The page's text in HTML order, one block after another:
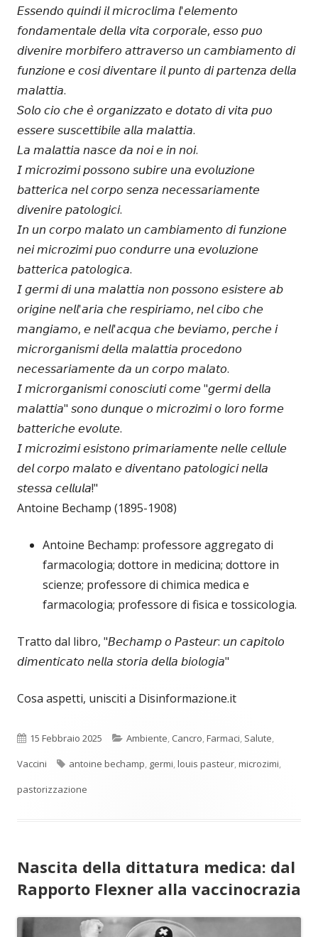
𝘌𝘴𝘴𝘦𝘯𝘥𝘰 𝘲𝘶𝘪𝘯𝘥𝘪 𝘪𝘭 𝘮𝘪𝘤𝘳𝘰𝘤𝘭𝘪𝘮𝘢 𝘭'𝘦𝘭𝘦𝘮𝘦𝘯𝘵𝘰
𝘧𝘰𝘯𝘥𝘢𝘮𝘦𝘯𝘵𝘢𝘭𝘦 𝘥𝘦𝘭𝘭𝘢 𝘷𝘪𝘵𝘢 𝘤𝘰𝘳𝘱𝘰𝘳𝘢𝘭𝘦, 𝘦𝘴𝘴𝘰 𝘱𝘶𝘰‌
𝘥𝘪𝘷𝘦𝘯𝘪𝘳𝘦 𝘮𝘰𝘳𝘣𝘪𝘧𝘦𝘳𝘰 𝘢𝘵𝘵𝘳𝘢𝘷𝘦𝘳𝘴𝘰 𝘶𝘯 𝘤𝘢𝘮𝘣𝘪𝘢𝘮𝘦𝘯𝘵𝘰 𝘥𝘪
𝘧𝘶𝘯𝘻𝘪𝘰𝘯𝘦 𝘦 𝘤𝘰𝘴𝘪 𝘥𝘪𝘷𝘦𝘯𝘵𝘢𝘳𝘦 𝘪𝘭 𝘱𝘶𝘯𝘵𝘰 𝘥𝘪 𝘱𝘢𝘳𝘵𝘦𝘯𝘻𝘢 𝘥𝘦𝘭𝘭𝘢
𝘮𝘢𝘭𝘢𝘵𝘵𝘪𝘢.
𝘚𝘰𝘭𝘰 𝘤𝘪𝘰‌ 𝘤𝘩𝘦 𝘦̀ 𝘰𝘳𝘨𝘢𝘯𝘪𝘻𝘻𝘢𝘵𝘰 𝘦 𝘥𝘰𝘵𝘢𝘵𝘰 𝘥𝘪 𝘷𝘪𝘵𝘢 𝘱𝘶𝘰‌
𝘦𝘴𝘴𝘦𝘳𝘦 𝘴𝘶𝘴𝘤𝘦𝘵𝘵𝘪𝘣𝘪𝘭𝘦 𝘢𝘭𝘭𝘢 𝘮𝘢𝘭𝘢𝘵𝘵𝘪𝘢.
𝘓𝘢 𝘮𝘢𝘭𝘢𝘵𝘵𝘪𝘢 𝘯𝘢𝘴𝘤𝘦 𝘥𝘢 𝘯𝘰𝘪 𝘦 𝘪𝘯 𝘯𝘰𝘪.
𝘐 𝘮𝘪𝘤𝘳𝘰𝘻𝘪𝘮𝘪 𝘱𝘰𝘴𝘴𝘰𝘯𝘰 𝘴𝘶𝘣𝘪𝘳𝘦 𝘶𝘯𝘢 𝘦𝘷𝘰𝘭𝘶𝘻𝘪𝘰𝘯𝘦
𝘣𝘢𝘵𝘵𝘦𝘳𝘪𝘤𝘢 𝘯𝘦𝘭 𝘤𝘰𝘳𝘱𝘰 𝘴𝘦𝘯𝘻𝘢 𝘯𝘦𝘤𝘦𝘴𝘴𝘢𝘳𝘪𝘢𝘮𝘦𝘯𝘵𝘦
𝘥𝘪𝘷𝘦𝘯𝘪𝘳𝘦 𝘱𝘢𝘵𝘰𝘭𝘰𝘨𝘪𝘤𝘪.
𝘐𝘯 𝘶𝘯 𝘤𝘰𝘳𝘱𝘰 𝘮𝘢𝘭𝘢𝘵𝘰 𝘶𝘯 𝘤𝘢𝘮𝘣𝘪𝘢𝘮𝘦𝘯𝘵𝘰 𝘥𝘪 𝘧𝘶𝘯𝘻𝘪𝘰𝘯𝘦
𝘯𝘦𝘪 𝘮𝘪𝘤𝘳𝘰𝘻𝘪𝘮𝘪 𝘱𝘶𝘰‌ 𝘤𝘰𝘯𝘥𝘶𝘳𝘳𝘦 𝘶𝘯𝘢 𝘦𝘷𝘰𝘭𝘶𝘻𝘪𝘰𝘯𝘦
𝘣𝘢𝘵𝘵𝘦𝘳𝘪𝘤𝘢 𝘱𝘢𝘵𝘰𝘭𝘰𝘨𝘪𝘤𝘢.
𝘐 𝘨𝘦𝘳𝘮𝘪 𝘥𝘪 𝘶𝘯𝘢 𝘮𝘢𝘭𝘢𝘵𝘵𝘪𝘢 𝘯𝘰𝘯 𝘱𝘰𝘴𝘴𝘰𝘯𝘰 𝘦𝘴𝘪𝘴𝘵𝘦𝘳𝘦 𝘢𝘣
𝘰𝘳𝘪𝘨𝘪𝘯𝘦 𝘯𝘦𝘭𝘭'𝘢𝘳𝘪𝘢 𝘤𝘩𝘦 𝘳𝘦𝘴𝘱𝘪𝘳𝘪𝘢𝘮𝘰, 𝘯𝘦𝘭 𝘤𝘪𝘣𝘰 𝘤𝘩𝘦
𝘮𝘢𝘯𝘨𝘪𝘢𝘮𝘰, 𝘦 𝘯𝘦𝘭𝘭'𝘢𝘤𝘲𝘶𝘢 𝘤𝘩𝘦 𝘣𝘦𝘷𝘪𝘢𝘮𝘰, 𝘱𝘦𝘳𝘤𝘩𝘦‌ 𝘪
𝘮𝘪𝘤𝘳𝘰𝘳𝘨𝘢𝘯𝘪𝘴𝘮𝘪 𝘥𝘦𝘭𝘭𝘢 𝘮𝘢𝘭𝘢𝘵𝘵𝘪𝘢 𝘱𝘳𝘰𝘤𝘦𝘥𝘰𝘯𝘰
𝘯𝘦𝘤𝘦𝘴𝘴𝘢𝘳𝘪𝘢𝘮𝘦𝘯𝘵𝘦 𝘥𝘢 𝘶𝘯 𝘤𝘰𝘳𝘱𝘰 𝘮𝘢𝘭𝘢𝘵𝘰.
𝘐 𝘮𝘪𝘤𝘳𝘰𝘳𝘨𝘢𝘯𝘪𝘴𝘮𝘪 𝘤𝘰𝘯𝘰𝘴𝘤𝘪𝘶𝘵𝘪 𝘤𝘰𝘮𝘦 "𝘨𝘦𝘳𝘮𝘪 𝘥𝘦𝘭𝘭𝘢
𝘮𝘢𝘭𝘢𝘵𝘵𝘪𝘢" 𝘴𝘰𝘯𝘰 𝘥𝘶𝘯𝘲𝘶𝘦 𝘰 𝘮𝘪𝘤𝘳𝘰𝘻𝘪𝘮𝘪 𝘰 𝘭𝘰𝘳𝘰 𝘧𝘰𝘳𝘮𝘦
𝘣𝘢𝘵𝘵𝘦𝘳𝘪𝘤𝘩𝘦 𝘦𝘷𝘰𝘭𝘶𝘵𝘦.
𝘐 𝘮𝘪𝘤𝘳𝘰𝘻𝘪𝘮𝘪 𝘦𝘴𝘪𝘴𝘵𝘰𝘯𝘰 𝘱𝘳𝘪𝘮𝘢𝘳𝘪𝘢𝘮𝘦𝘯𝘵𝘦 𝘯𝘦𝘭𝘭𝘦 𝘤𝘦𝘭𝘭𝘶𝘭𝘦
𝘥𝘦𝘭 𝘤𝘰𝘳𝘱𝘰 𝘮𝘢𝘭𝘢𝘵𝘰 𝘦 𝘥𝘪𝘷𝘦𝘯𝘵𝘢𝘯𝘰 𝘱𝘢𝘵𝘰𝘭𝘰𝘨𝘪𝘤𝘪 𝘯𝘦𝘭𝘭𝘢
𝘴𝘵𝘦𝘴𝘴𝘢 𝘤𝘦𝘭𝘭𝘶𝘭𝘢!"
Antoine Bechamp (1895-1908)
Antoine Bechamp: professore aggregato di
farmacologia; dottore in medicina; dottore in
scienze; professore di chimica medica e
farmacologia; professore di fisica e tossicologia.
Tratto dal libro, "𝘉𝘦𝘤𝘩𝘢𝘮𝘱 𝘰 𝘗𝘢𝘴𝘵𝘦𝘶𝘳: 𝘶𝘯 𝘤𝘢𝘱𝘪𝘵𝘰𝘭𝘰
𝘥𝘪𝘮𝘦𝘯𝘵𝘪𝘤𝘢𝘵𝘰 𝘯e𝘭𝘭𝘢 𝘴𝘵𝘰𝘳𝘪𝘢 𝘥𝘦𝘭𝘭𝘢 𝘣𝘪𝘰𝘭𝘰𝘨𝘪𝘢"
Cosa aspetti, unisciti a Disinformazione.it
Pubblicato
15 Febbraio 2025 Categorie
Ambiente, Cancro,Farmaci, Salute,
Vaccini
Tag
antoine bechamp, germi,louis pasteur,microzimi,
pastorizzazione
Nascita della dittatura medica: dal
Rapporto Flexner alla vaccinocrazia